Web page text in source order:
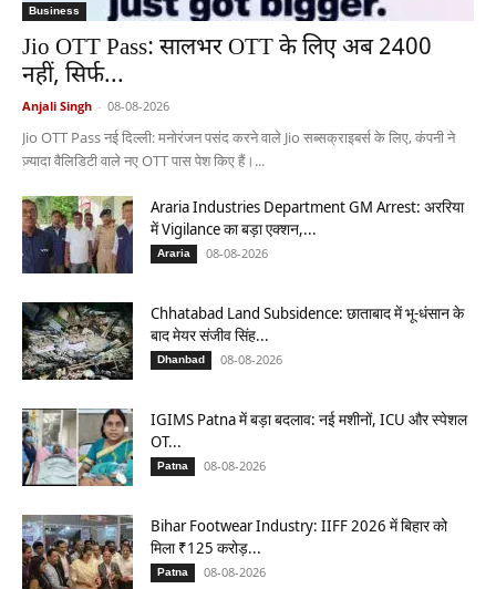
Business
Jio OTT Pass: सालभर OTT के लिए अब 2400
नहीं, सिर्फ...
Anjali Singh - 08-08-2026
Jio OTT Pass नई दिल्ली: मनोरंजन पसंद करने वाले Jio सब्सक्राइबर्स के लिए, कंपनी ने
ज़्यादा वैलिडिटी वाले नए OTT पास पेश किए हैं।...
Araria Industries Department GM Arrest: अररिया
में Vigilance का बड़ा एक्शन,...
Araria 08-08-2026
Chhatabad Land Subsidence: छाताबाद में भू-धंसान के
बाद मेयर संजीव सिंह...
Dhanbad 08-08-2026
IGIMS Patna में बड़ा बदलाव: नई मशीनों, ICU और स्पेशल
OT...
Patna 08-08-2026
Bihar Footwear Industry: IIFF 2026 में बिहार को
मिला ₹125 करोड़...
Patna 08-08-2026